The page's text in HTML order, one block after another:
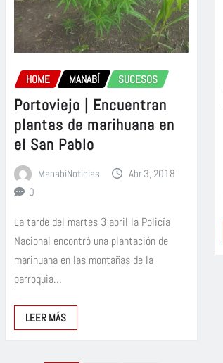
HOME MANABÍ SUCESOS
Portoviejo | Encuentran
plantas de marihuana en
el San Pablo
ManabiNoticias
Abr 3, 2018
0
La tarde del martes 3 abril la Policía
Nacional encontró una plantación de
marihuana en las montañas de la
parroquia…
LEER MÁS